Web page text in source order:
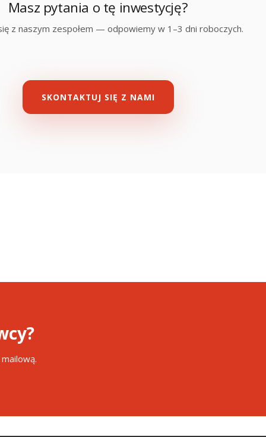
Masz pytania o tę inwestycję?
z naszym zespołem — odpowiemy w 1–3 dni roboczych.
SKONTAKTUJ SIĘ Z NAMI